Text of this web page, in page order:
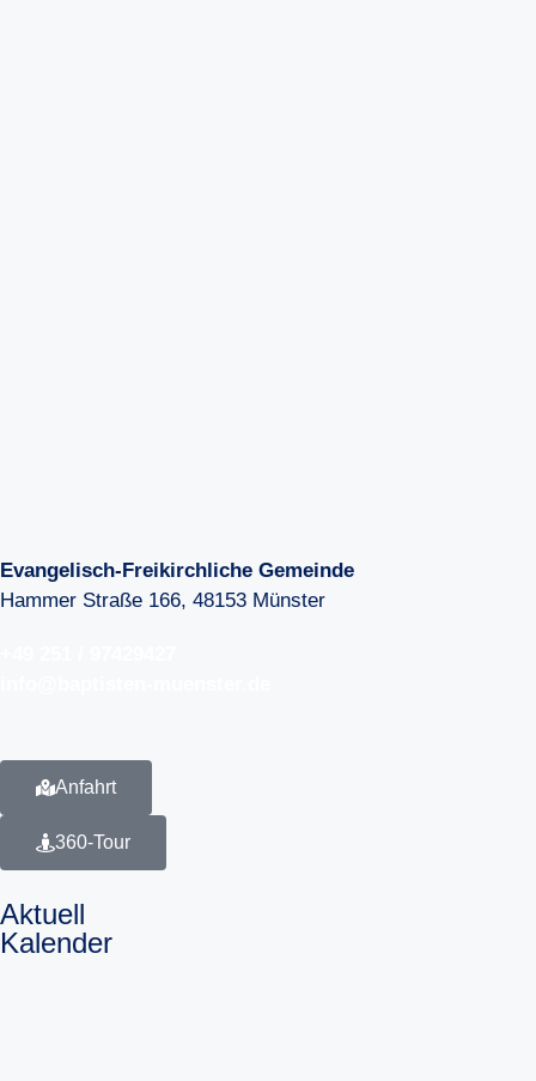
Evangelisch-Freikirchliche Gemeinde
Hammer Straße 166, 48153 Münster
Anfahrt
360-Tour
Aktuell
Kalender